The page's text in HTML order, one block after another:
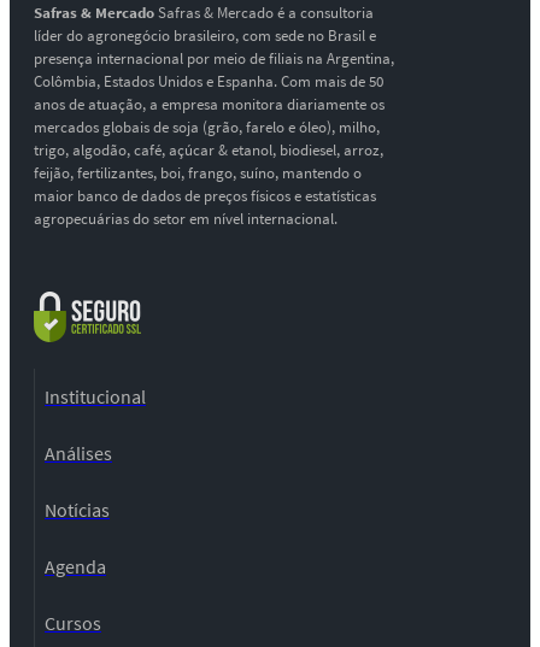
Safras & MercadoSafras & Mercado é a consultoria
líder do agronegócio brasileiro, com sede no Brasil e
presença internacional por meio de filiais na Argentina,
Colômbia, Estados Unidos e Espanha. Com mais de 50
anos de atuação, a empresa monitora diariamente os
mercados globais de soja (grão, farelo e óleo), milho,
trigo, algodão, café, açúcar & etanol, biodiesel, arroz,
feijão, fertilizantes, boi, frango, suíno, mantendo o
maior banco de dados de preços físicos e estatísticas
agropecuárias do setor em nível internacional.
Institucional
Análises
Notícias
Agenda
Cursos